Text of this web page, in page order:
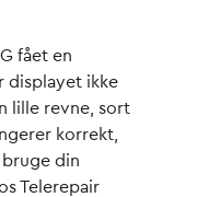
fået en
displayet ikke
lille revne, sort
korrekt,
din
Telerepair